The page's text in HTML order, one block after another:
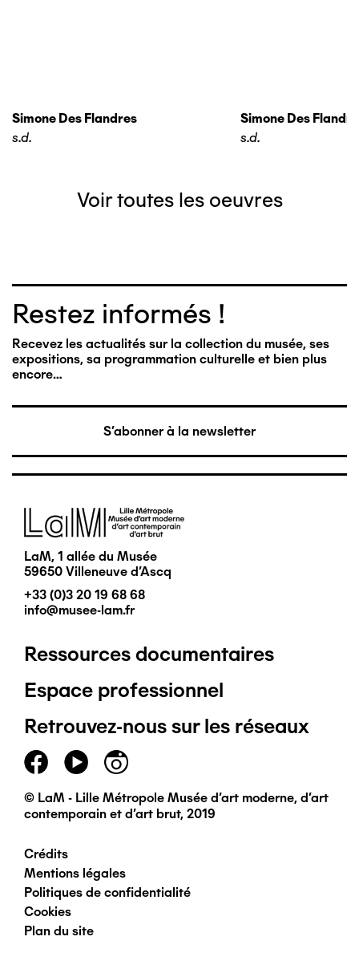
Simone Des Flandres
s.d.
Simone Des
s.d.
Voir toutes les oeuvres
Restez informés !
Recevez les actualités sur la collection du musée, ses
expositions, sa programmation culturelle et bien plus
encore…
S'abonner à la newsletter
Image
LaM, 1 allée du Musée
59650 Villeneuve d'Ascq
+33 (0)3 20 19 68 68
info@musee-lam.fr
Pied
de
page
principal
Ressources documentaires
Espace professionnel
Retrouvez-nous sur les réseaux
© LaM - Lille Métropole Musée d'art moderne, d'art
contemporain et d'art brut, 2019
Pied
de
page
Crédits
Mentions légales
Politiques de confidentialité
Cookies
Plan du site